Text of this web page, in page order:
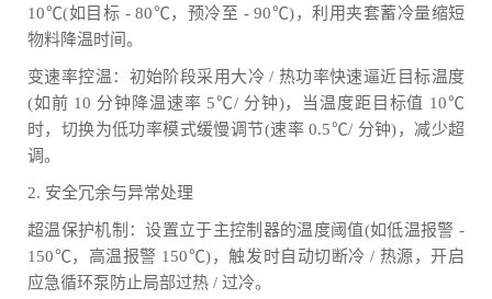
10℃(如目标 - 80℃，预冷至 - 90℃)，利用夹套蓄冷量缩短
物料降温时间。
变速率控温：初始阶段采用大冷 / 热功率快速逼近目标温度
(如前 10 分钟降温速率 5℃/ 分钟)，当温度距目标值 10℃
时，切换为低功率模式缓慢调节(速率 0.5℃/ 分钟)，减少超
调。
2. 安全冗余与异常处理
超温保护机制：设置立于主控制器的温度阈值(如低温报警 -
150℃，高温报警 150℃)，触发时自动切断冷 / 热源，开启
应急循环泵防止局部过热 / 过冷。